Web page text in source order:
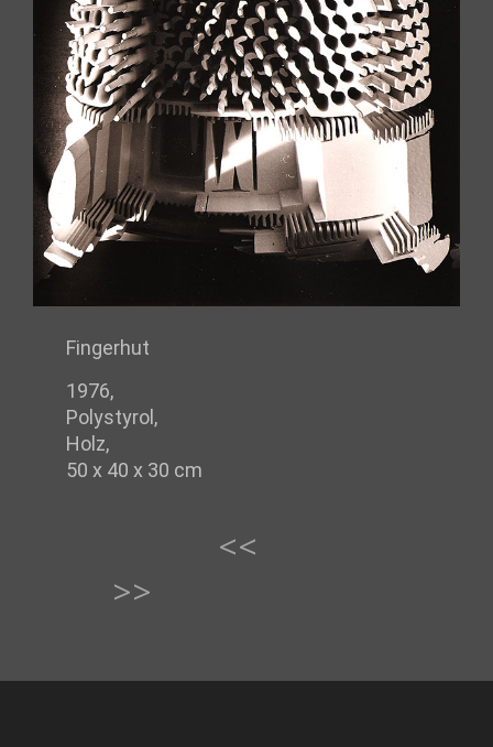
Fingerhut
1976,
Polystyrol,
Holz,
50 x 40 x 30 cm
<<
>>